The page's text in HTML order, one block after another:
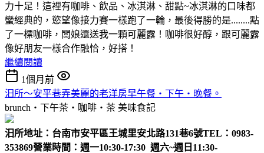
力十足！這裡有咖啡、飲品、冰淇淋、甜點~冰淇淋的口味都
蠻經典的，慾望像接力賽一樣跑了一輪，最後得勝的是........點
了一標咖啡，闆娘還送我一顆可麗露！咖啡很好醇，跟可麗露
像好朋友一樣合作融恰，好搭！
繼續閱讀
1個月前
汨所～安平巷弄美麗的老洋房早午餐‧下午‧晚餐。
brunch‧下午茶‧咖啡‧茶 美味食記
汨所地址：台南市安平區王城里安北路131巷6號TEL：0983-
353869營業時間：週一10:30-17:30 週六~週日11:30-